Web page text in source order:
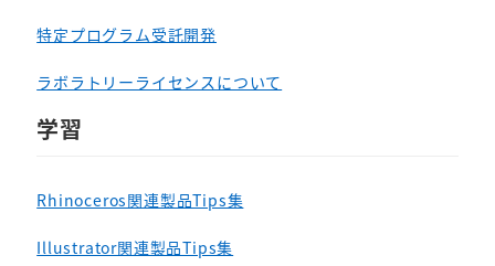
特定プログラム受託開発
ラボラトリーライセンスについて
学習
Rhinoceros関連製品Tips集
Illustrator関連製品Tips集